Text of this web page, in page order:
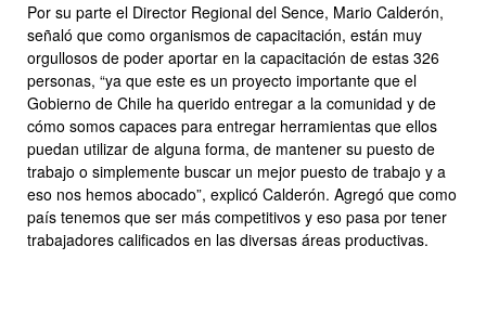
Por su parte el Director Regional del Sence, Mario Calderón,
señaló que como organismos de capacitación, están muy
orgullosos de poder aportar en la capacitación de estas 326
personas, “ya que este es un proyecto importante que el
Gobierno de Chile ha querido entregar a la comunidad y de
cómo somos capaces para entregar herramientas que ellos
puedan utilizar de alguna forma, de mantener su puesto de
trabajo o simplemente buscar un mejor puesto de trabajo y a
eso nos hemos abocado”, explicó Calderón. Agregó que como
país tenemos que ser más competitivos y eso pasa por tener
trabajadores calificados en las diversas áreas productivas.